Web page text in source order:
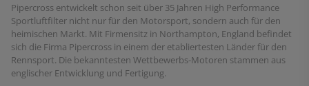
Pipercross entwickelt schon seit über 35 Jahren High Performance
Sportluftfilter nicht nur für den Motorsport, sondern auch für den
heimischen Markt. Mit Firmensitz in Northampton, England befindet
sich die Firma Pipercross in einem der etabliertesten Länder für den
Rennsport. Die bekanntesten Wettbewerbs-Motoren stammen aus
englischer Entwicklung und Fertigung.